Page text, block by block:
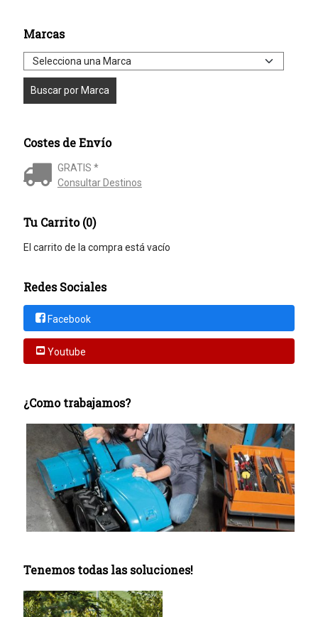
Marcas
Costes de Envío
GRATIS *
Consultar Destinos
Tu Carrito (0)
El carrito de la compra está vacío
Redes Sociales
Facebook
Youtube
¿Como trabajamos?
Tenemos todas las soluciones!